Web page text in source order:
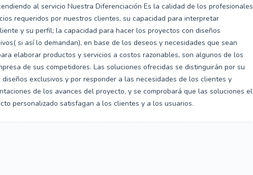
al servicio Nuestra Diferenciación Es la calidad de los profesionales
requeridos por nuestros clientes, su capacidad para interpretar
y su perfil; la capacidad para hacer los proyectos con diseños
si así lo demandan), en base de los deseos y necesidades que sean
elaborar productos y servicios a costos razonables, son algunos de los
de sus competidores. Las soluciones ofrecidas se distinguirán por su
exclusivos y por responder a las necesidades de los clientes y
de los avances del proyecto, y se comprobará que las soluciones el
personalizado satisfagan a los clientes y a los usuarios.